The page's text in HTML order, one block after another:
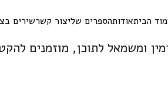
הביתאודותהספרים שליצור קשרשירים
ומשמאל לתוכן, מוזמנים